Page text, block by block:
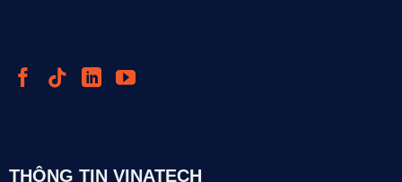
THÔNG TIN VINATECH